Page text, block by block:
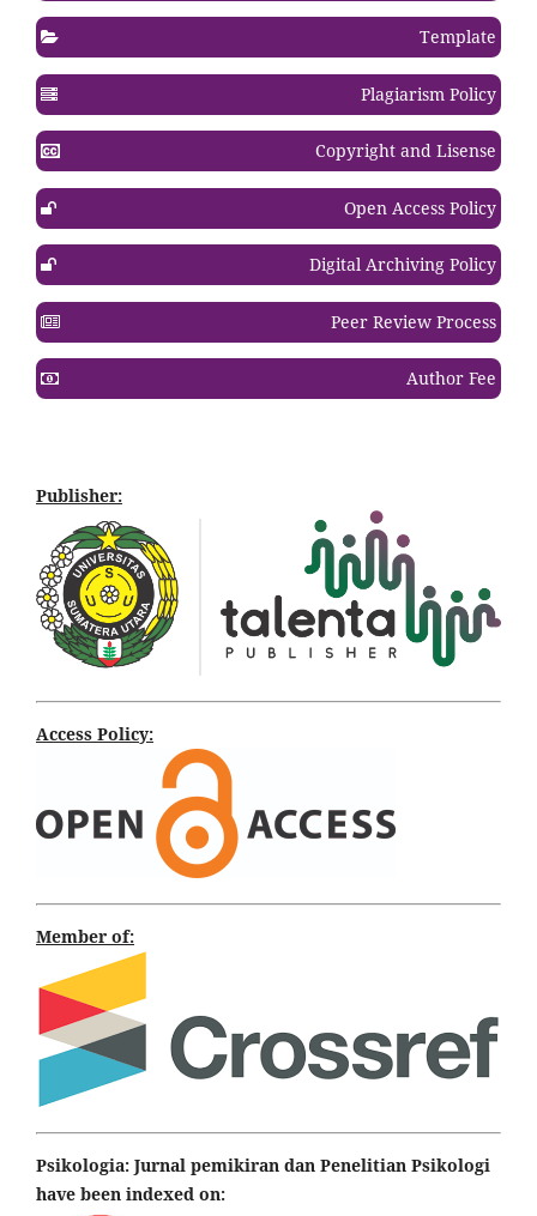
Template
Plagiarism Policy
Copyright and Lisense
Open Access Policy
Digital Archiving Policy
Peer Review Process
Author Fee
Publisher:
Access Policy:
Member of:
Psikologia: Jurnal pemikiran dan Penelitian Psikologi
have been indexed on: